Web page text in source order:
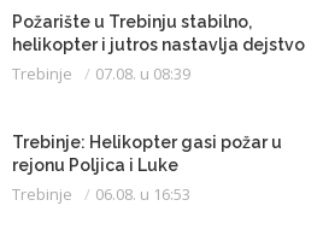
Požarište u Trebinju stabilno,
helikopter i jutros nastavlja dejstvo
Trebinje 07.08. u 08:39
Trebinje: Helikopter gasi požar u
rejonu Poljica i Luke
Trebinje 06.08. u 16:53